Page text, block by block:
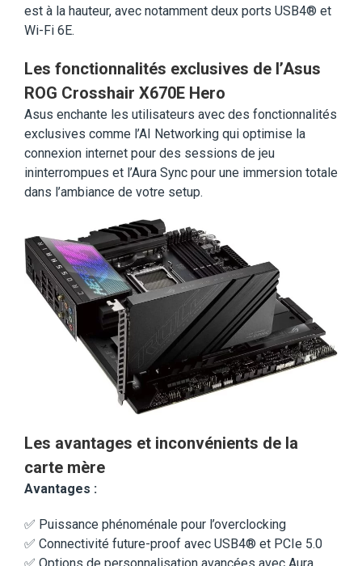
est à la hauteur, avec notamment deux ports USB4® et
Wi-Fi 6E.
Les fonctionnalités exclusives de l’Asus
ROG Crosshair X670E Hero
Asus enchante les utilisateurs avec des fonctionnalités
exclusives comme l’AI Networking qui optimise la
connexion internet pour des sessions de jeu
ininterrompues et l’Aura Sync pour une immersion totale
dans l’ambiance de votre setup.
Les avantages et inconvénients de la
carte mère
Avantages :
✅ Puissance phénoménale pour l’overclocking
✅ Connectivité future-proof avec USB4® et PCIe 5.0